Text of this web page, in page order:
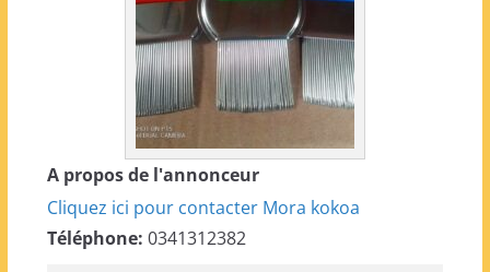
A propos de l'annonceur
Cliquez ici pour contacter Mora kokoa
Téléphone: 0341312382